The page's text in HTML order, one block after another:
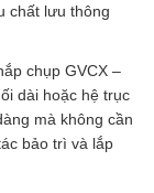
chất lưu thông
chụp GVCX –
dài hoặc hệ trục
mà không cần
bảo trì và lắp